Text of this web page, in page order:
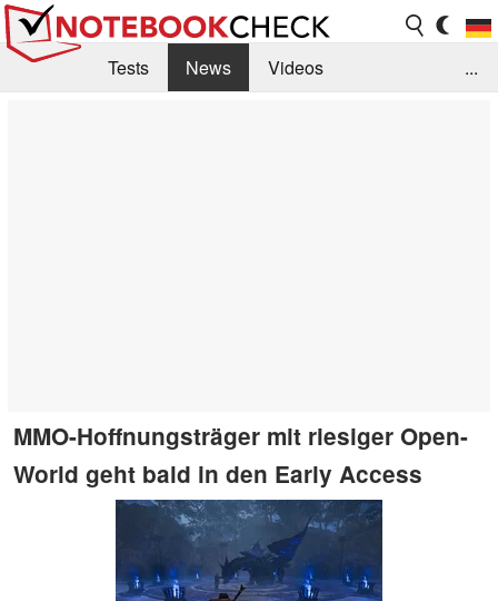
Tests News
Videos
...
MMO-Hoffnungsträger mit riesiger Open-
World geht bald in den Early Access